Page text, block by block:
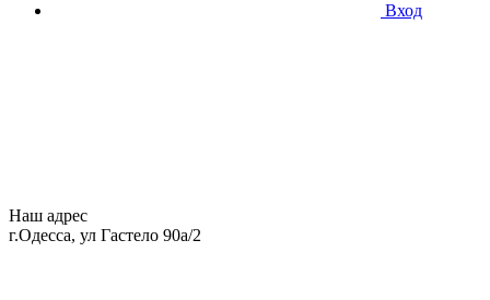
Вход
Наш адрес
г.Одесса, ул Гастело 90а/2